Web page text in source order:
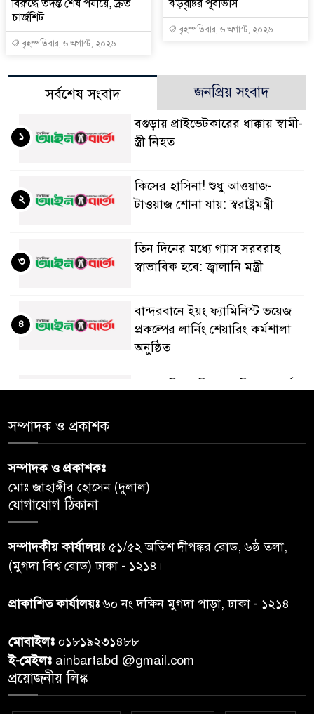
বিরুদ্ধে তদন্ত শেষ পর্যায়ে, দ্রুত
চার্জশিট
বৃহস্পতিবার, ৬ অগাস্ট, ২০২৬
ঝড়বৃষ্টির পূর্বাভাস
বৃহস্পতিবার, ৬ অগাস্ট, ২০২৬
সর্বশেষ সংবাদ জনপ্রিয় সংবাদ
বগুড়ায় প্রাইভেটকারের ধাক্কায় স্বামী-
স্ত্রী নিহত
১
কিসের হাসিনা! শুধু আওয়াজ-
টাওয়াজ শোনা যায়: স্বরাষ্ট্রমন্ত্রী
২
তিন দিনের মধ্যে গ্যাস সরবরাহ
স্বাভাবিক হবে: জ্বালানি মন্ত্রী
৩
বান্দরবানে ইয়ং ফ্যামিনিস্ট ভয়েজ
প্রকল্পের লার্নিং শেয়ারিং কর্মশালা
অনুষ্ঠিত
৪
পেশ
৬
তদন্ত শেষ পর্যায়ে, দ্রুত চার্জশিট
৭
রাতের মধ্যে ঢাকাসহ ১০ অঞ্চলে
ঝড়বৃষ্টির পূর্বাভাস
৮
প্রধানমন্ত্রীর সঙ্গে দেখা করে স্বপ্নপূরণ
উপহার
৯
সম্পাদক ও প্রকাশক
সম্পাদক ও প্রকাশকঃ
মোঃ জাহাঙ্গীর হোসেন (দুলাল)
যোগাযোগ ঠিকানা
সম্পাদকীয় কার্যালয়ঃ ৫১/৫২ অতিশ দীপঙ্কর রোড, ৬ষ্ঠ তলা,
(মুগদা বিশ্ব রোড) ঢাকা - ১২১৪।
প্রাকাশিত কার্যালয়ঃ৬০ নং দক্ষিন মুগদা পাড়া, ঢাকা - ১২১৪
মোবাইলঃ ০১৮১৯২৩১৪৮৮
ই-মেইলঃ ainbartabd @gmail.com
প্রয়োজনীয় লিঙ্ক